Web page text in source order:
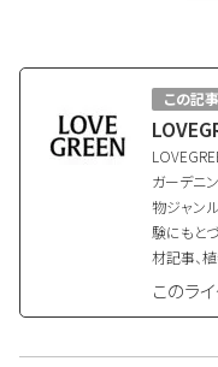
この記
ガーデニ
物ジャン
験にもと
材記事、
このラ